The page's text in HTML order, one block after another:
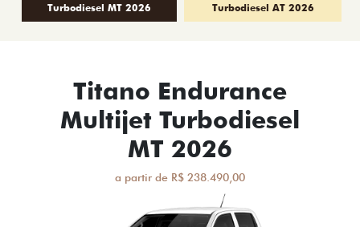
Turbodiesel MT 2026
Turbodiesel AT 2026
Titano Endurance
Multijet Turbodiesel
MT 2026
a partir de R$ 238.490,00